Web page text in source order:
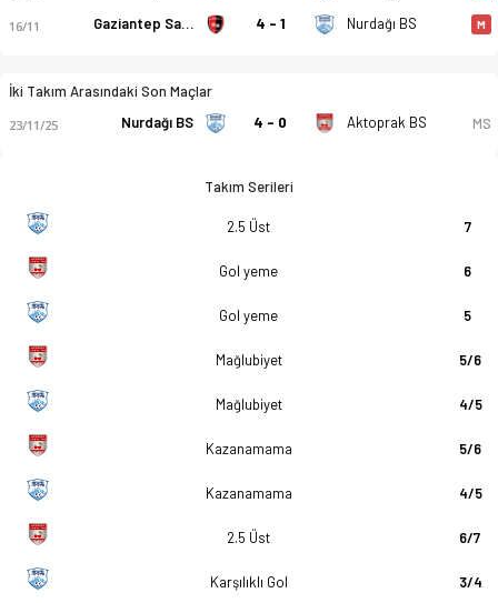
16/11 Gaziantep Sanayi Esnafspor 4 - 1 Nurdağı BS M
İki Takım Arasındaki Son Maçlar
23/11/25 Nurdağı BS 4 - 0 Aktoprak BS MS
Takım Serileri
2.5 Üst 7
Gol yeme 6
Gol yeme 5
Mağlubiyet 5/6
Mağlubiyet 4/5
Kazanamama 5/6
Kazanamama 4/5
2.5 Üst 6/7
Karşılıklı Gol 3/4